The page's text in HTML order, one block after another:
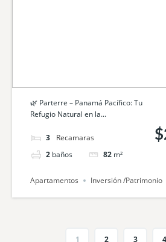
🌿 Parterre – Panamá Pacífico: Tu
Refugio Natural en la...
3
camas
2 baños 82 m²
Apartamentos Inversión /Patrimonio
1 2 3 4